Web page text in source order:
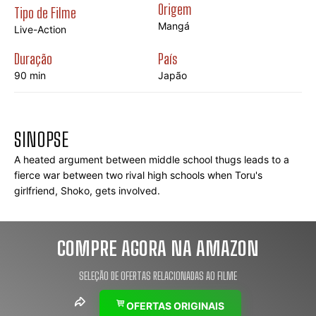
Tipo de Filme
Live-Action
Origem
Mangá
Duração
90 min
País
Japão
SINOPSE
A heated argument between middle school thugs leads to a
fierce war between two rival high schools when Toru's
girlfriend, Shoko, gets involved.
COMPRE AGORA NA AMAZON
SELEÇÃO DE OFERTAS RELACIONADAS AO FILME
OFERTAS ORIGINAIS